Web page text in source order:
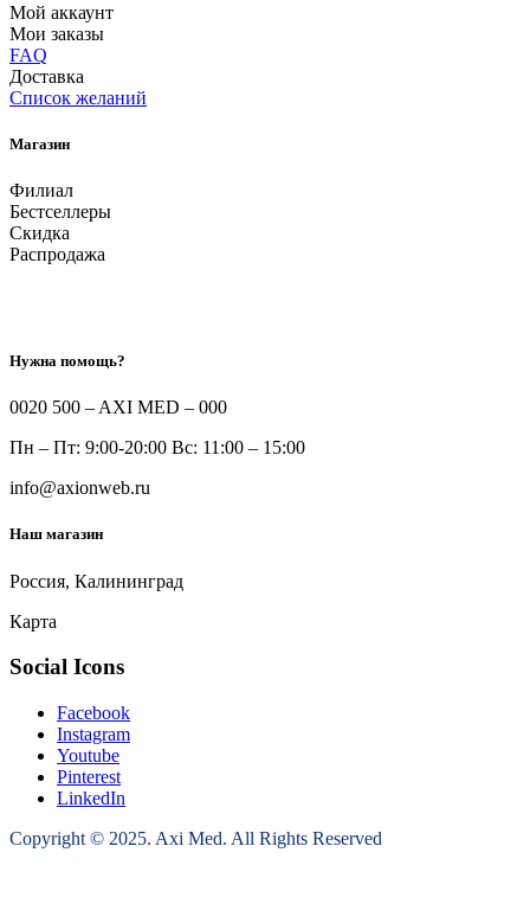
Мой аккаунт
Мои заказы
FAQ
Доставка
Список желаний
Магазин
Филиал
Бестселлеры
Скидка
Распродажа
Нужна помощь?
0020 500 – AXI MED – 000
Пн – Пт: 9:00-20:00 Вс: 11:00 – 15:00
info@axionweb.ru
Наш магазин
Россия, Калининград
Карта
Social Icons
Facebook
Instagram
Youtube
Pinterest
LinkedIn
Copyright © 2025. Axi Med. All Rights Reserved